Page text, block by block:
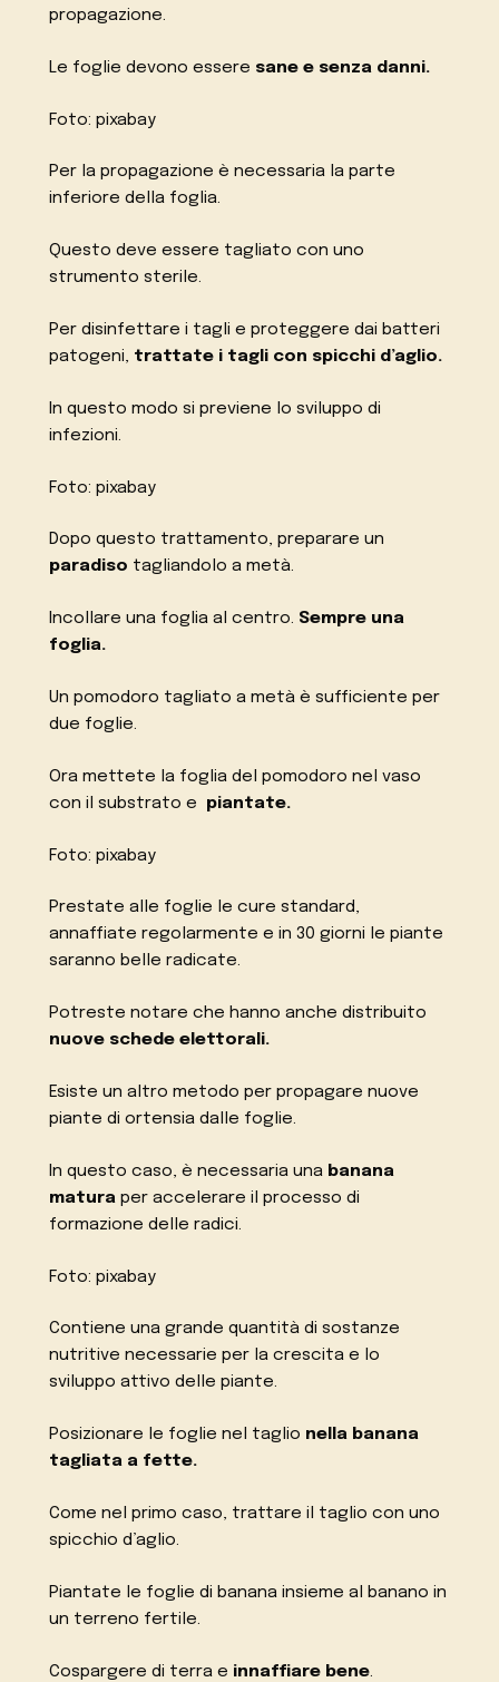
propagazione.
Le foglie devono essere sane e senza danni.
Foto: pixabay
Per la propagazione è necessaria la parte
inferiore della foglia.
Questo deve essere tagliato con uno
strumento sterile.
Per disinfettare i tagli e proteggere dai batteri
patogeni, trattate i tagli con spicchi d’aglio.
In questo modo si previene lo sviluppo di
infezioni.
Foto: pixabay
Dopo questo trattamento, preparare un
paradiso tagliandolo a metà.
Incollare una foglia al centro. Sempre una
foglia.
Un pomodoro tagliato a metà è sufficiente per
due foglie.
Ora mettete la foglia del pomodoro nel vaso
con il substrato e
piantate.
Foto: pixabay
Prestate alle foglie le cure standard,
annaffiate regolarmente e in 30 giorni le piante
saranno belle radicate.
Potreste notare che hanno anche distribuito
nuove schede elettorali.
Esiste un altro metodo per propagare nuove
piante di ortensia dalle foglie.
In questo caso, è necessaria una banana
matura per accelerare il processo di
formazione delle radici.
Foto: pixabay
Contiene una grande quantità di sostanze
nutritive necessarie per la crescita e lo
sviluppo attivo delle piante.
Posizionare le foglie nel taglio nella banana
tagliata a fette.
Come nel primo caso, trattare il taglio con uno
spicchio d’aglio.
Piantate le foglie di banana insieme al banano in
un terreno fertile.
Cospargere di terra e innaffiare bene.